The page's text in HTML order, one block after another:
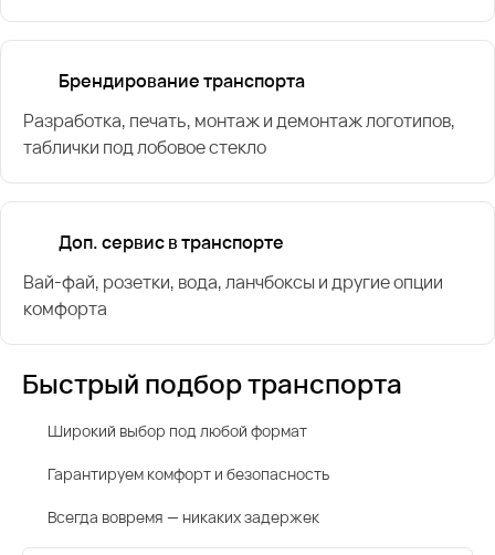
Брендирование транспорта
Разработка, печать, монтаж и демонтаж логотипов,
таблички под лобовое стекло
Доп. сервис в транспорте
Вай-фай, розетки, вода, ланчбоксы и другие опции
комфорта
Быстрый подбор транспорта
Широкий выбор под любой формат
Гарантируем комфорт и безопасность
Всегда вовремя — никаких задержек